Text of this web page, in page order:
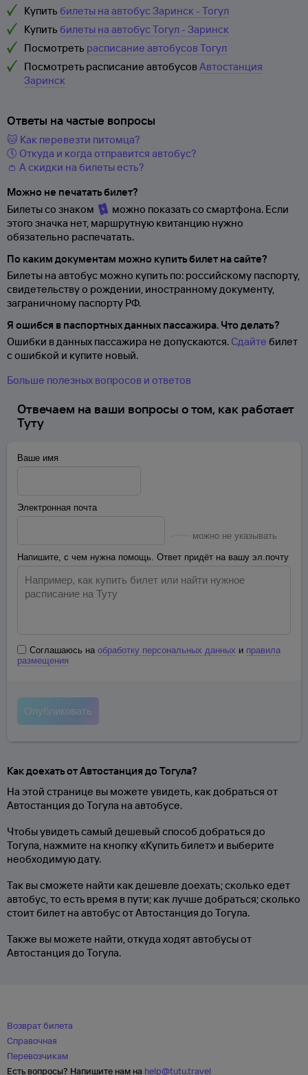
Купить билеты на автобус Заринск - Тогул
Купить билеты на автобус Тогул - Заринск
Посмотреть расписание автобусов Тогул
Посмотреть расписание автобусовАвтостанция
Заринск
Ответы на частые вопросы
🐱 Как перевезти питомца?
🕔 Откуда и когда отправится автобус?
👛 А скидки на билеты есть?
Можно не печатать билет?
Билеты со знаком
можно показать со смартфона. Если
этого значка нет, маршрутную квитанцию нужно
обязательно распечатать.
По каким документам можно купить билет на сайте?
Билеты на автобус можно купить по: российскому паспорту,
свидетельству о рождении, иностранному документу,
заграничному паспорту РФ.
Я ошибся в паспортных данных пассажира. Что делать?
Ошибки в данных пассажира не допускаются. Сдайте билет
с ошибкой и купите новый.
Больше полезных вопросов и ответов
Отвечаем на ваши вопросы о том, как работает
Туту
Ваше имя
Электронная почта
можно не указывать
Напишите, с чем нужна помощь. Ответ придёт на вашу эл.почту
Соглашаюсь на обработку персональных данных и правила
размещения
Как доехать от Автостанция до Тогула?
На этой странице вы можете увидеть, как добраться от
Автостанция до Тогула на автобусе.
Чтобы увидеть самый дешевый способ добраться до
Тогула, нажмите на кнопку «Купить билет» и выберите
необходимую дату.
Так вы сможете найти как дешевле доехать; сколько едет
автобус, то есть время в пути; как лучше добраться; сколько
стоит билет на автобус от Автостанция до Тогула.
Также вы можете найти, откуда ходят автобусы от
Автостанция до Тогула.
Возврат билета
Справочная
Перевозчикам
Есть вопросы? Напишите нам на help@tutu.travel